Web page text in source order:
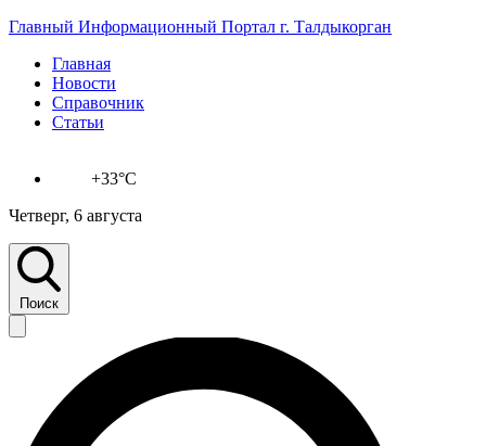
Главный Информационный Портал г. Талдыкорган
Главная
Новости
Справочник
Статьи
+33°C
Четверг, 6 августа
Поиск